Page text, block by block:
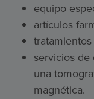
equipo
artículos
servicios
una
magnética.